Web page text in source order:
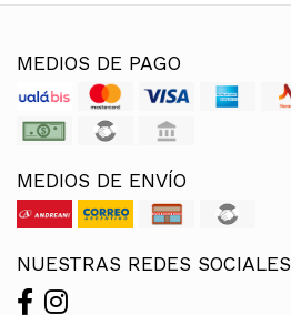
MEDIOS DE PAGO
MEDIOS DE ENVÍO
NUESTRAS REDES SOCIALES